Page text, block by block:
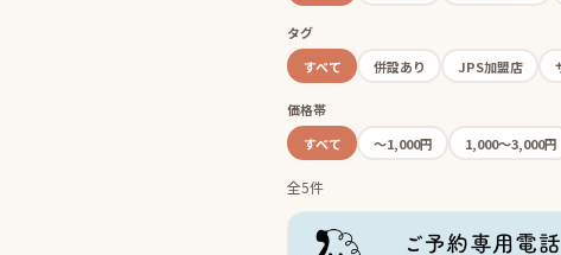
タグ
すべて
併設あり JPS加盟店
価格帯
すべて
〜1,000円 1,000〜3,000円
全5件